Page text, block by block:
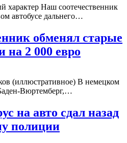
характер Наш соотечественник
автобусе дальнего…
обменял старые
на 2 000 евро
(иллюстративное) В немецком
Вюртемберг,…
на авто сдал назад
полиции